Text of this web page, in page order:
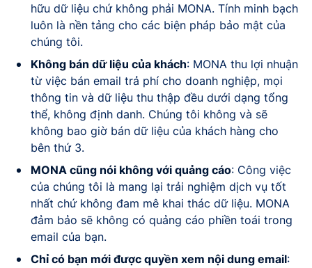
hữu dữ liệu chứ không phải MONA. Tính minh bạch
luôn là nền tảng cho các biện pháp bảo mật của
chúng tôi.
Không bán dữ liệu của khách: MONA thu lợi nhuận
từ việc bán email trả phí cho doanh nghiệp, mọi
thông tin và dữ liệu thu thập đều dưới dạng tổng
thể, không định danh. Chúng tôi không và sẽ
không bao giờ bán dữ liệu của khách hàng cho
bên thứ 3.
MONA cũng nói không với quảng cáo: Công việc
của chúng tôi là mang lại trải nghiệm dịch vụ tốt
nhất chứ không đam mê khai thác dữ liệu. MONA
đảm bảo sẽ không có quảng cáo phiền toái trong
email của bạn.
Chỉ có bạn mới được quyền xem nội dung email: